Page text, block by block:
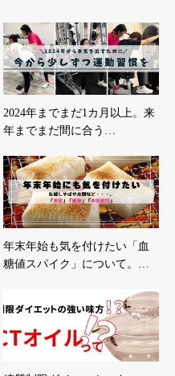
2024年までまだ1カ月以上。来
年までまだ間に合う…
年末年始も気を付けたい「血
糖値スパイク」について。…